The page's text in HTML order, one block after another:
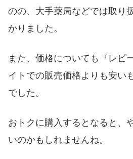
のの、大手薬局などでは取り
かりました。
また、価格についても『レピ
イトでの販売価格よりも安い
でした。
おトクに購入するとなると、
いのかもしれませんね。